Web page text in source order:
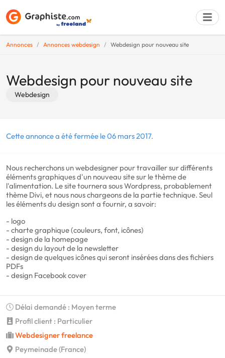
Annonces Annonces webdesign Webdesign pour nouveau site
Webdesign pour nouveau site
Webdesign
Cette annonce a été fermée le 06 mars 2017.
Nous recherchons un webdesigner pour travailler sur différents
éléments graphiques d'un nouveau site sur le thème de
l'alimentation. Le site tournera sous Wordpress, probablement
thème Divi, et nous nous chargeons de la partie technique. Seul
les éléments du design sont a fournir, a savoir:
- logo
- charte graphique (couleurs, font, icônes)
- design de la homepage
- design du layout de la newsletter
- design de quelques icônes qui seront insérées dans des fichiers
PDFs
- design Facebook cover
Délai demandé : Moyen terme
Profil client : Particulier
Webdesigner freelance
Peymeinade (France)